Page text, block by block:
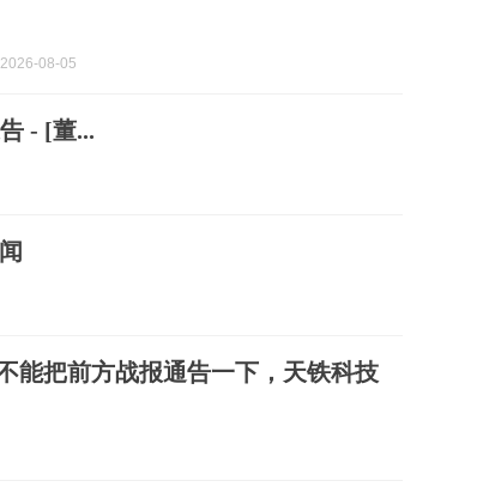
08-05
- [董...
能把前方战报通告一下，天铁科技